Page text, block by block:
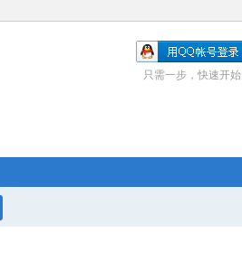
只需一步，快速开始